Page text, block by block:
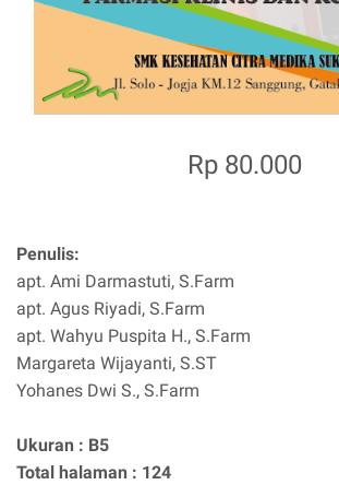
Rp 80.000
Penulis:
apt. Ami Darmastuti, S.Farm
apt. Agus Riyadi, S.Farm
apt. Wahyu Puspita H., S.Farm
Margareta Wijayanti, S.ST
Yohanes Dwi S., S.Farm
Ukuran : B5
Total halaman : 124